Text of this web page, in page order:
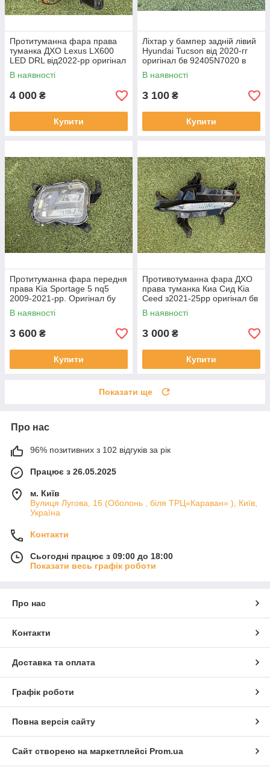
Протитуманна фара права
туманка ДХО Lexus LX600
LED DRL від2022-рр оригінал
бв відсутнє одно кріплення
В наявності
4 000 ₴
Купити
Ліхтар у бампер задній лівий
Hyundai Tucson від 2020-гг
оригінал бв 92405N7020 в
нормальному стані
В наявності
3 100 ₴
Купити
Протитуманна фара передня
права Kia Sportage 5 nq5
2009-2021-рр. Оригінал бу
92202R2000 проклеєна
тріщина скла в непомітному
місці
В наявності
3 600 ₴
Купити
Противотуманна фара ДХО
права туманка Киа Сид Kia
Ceed з2021-25рр оригінал бв
92207J7500 ціла
В наявності
3 000 ₴
Купити
Показати ще
Про нас
96% позитивних з 102 відгуків за рік
Працює з 26.05.2025
м. Київ
Вулиця Лугова, 16 (Оболонь , біля ТРЦ«Караван» ), Київ,
Україна
Контакти
Сьогодні працює з 09:00 до 18:00
Показати весь графік роботи
Про нас
Контакти
Доставка та оплата
Графік роботи
Повна версія сайту
Сайт створено на маркетплейсі Prom.ua